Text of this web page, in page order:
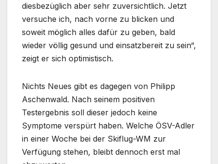
diesbezüglich aber sehr zuversichtlich. Jetzt
versuche ich, nach vorne zu blicken und
soweit möglich alles dafür zu geben, bald
wieder völlig gesund und einsatzbereit zu sein“,
zeigt er sich optimistisch.
Nichts Neues gibt es dagegen von Philipp
Aschenwald. Nach seinem positiven
Testergebnis soll dieser jedoch keine
Symptome verspürt haben. Welche ÖSV-Adler
in einer Woche bei der Skiflug-WM zur
Verfügung stehen, bleibt dennoch erst mal